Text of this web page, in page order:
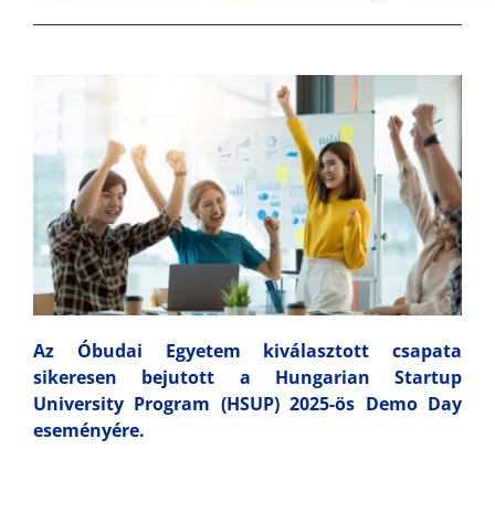
Az Óbudai Egyetem kiválasztott csapata
sikeresen bejutott a Hungarian Startup
University Program (HSUP) 2025-ös Demo Day
eseményére.